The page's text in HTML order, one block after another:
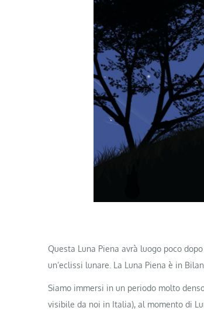
Questa Luna Piena avrà luogo poco
un’eclissi lunare. La Luna Piena è in
Siamo immersi in un periodo molto
visibile da noi in Italia), al momento di